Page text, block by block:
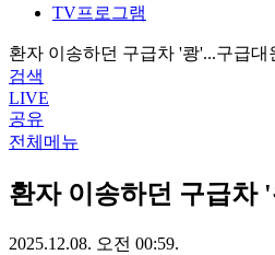
TV프로그램
환자 이송하던 구급차 '쾅'...구급대
검색
LIVE
공유
전체메뉴
환자 이송하던 구급차
2025.12.08. 오전 00:59.